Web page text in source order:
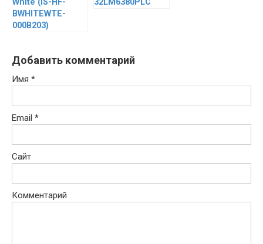
White (IS-HF-
BWHITEWTE-
000B203)
32LM6380PLC
Добавить комментарий
Имя *
Email *
Сайт
Комментарий